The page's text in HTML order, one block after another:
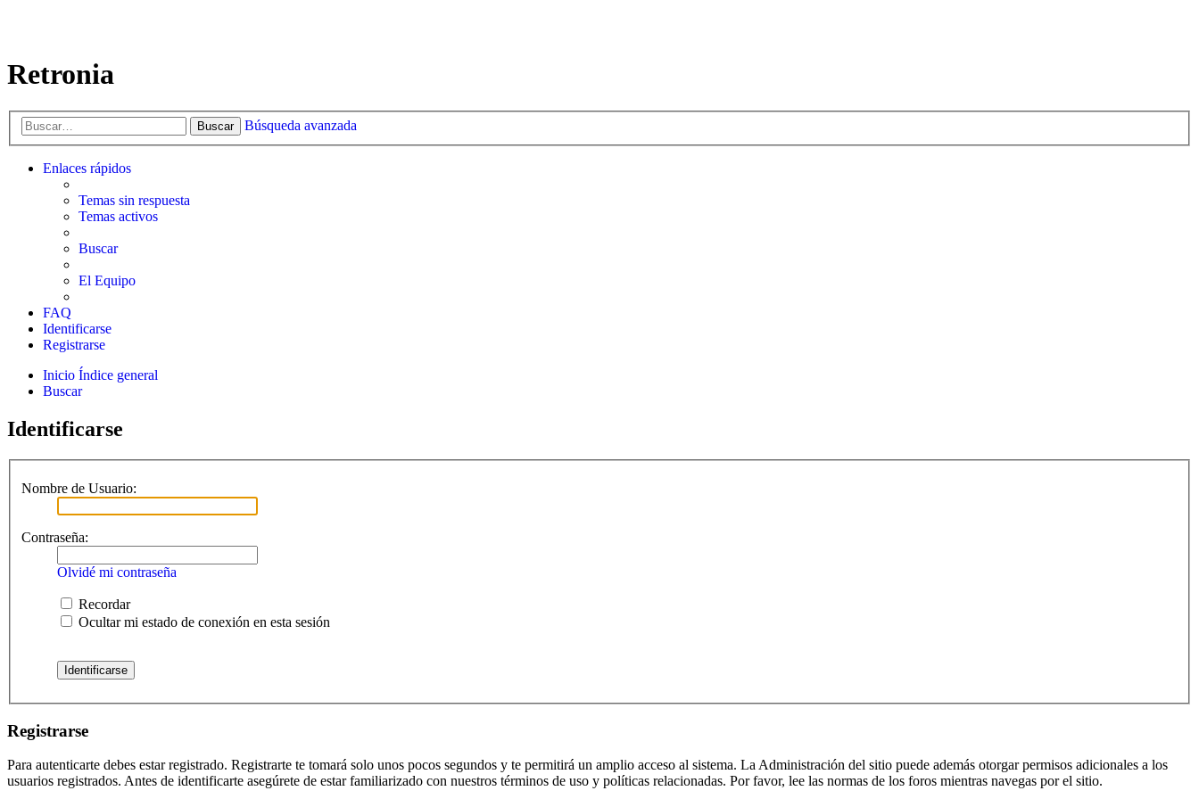
Retronia
Buscar Búsqueda avanzada
Enlaces rápidos
Temas sin respuesta
Temas activos
Buscar
El Equipo
FAQ
Identificarse
Registrarse
Inicio Índice general
Buscar
Identificarse
Nombre de Usuario:
Contraseña:
Olvidé mi contraseña
Recordar
Ocultar mi estado de conexión en esta sesión
Registrarse
Para autenticarte debes estar registrado. Registrarte te tomará solo unos pocos segundos y te permitirá un amplio acceso al sistema. La Administración del sitio puede además otorgar permisos adicionales a los
usuarios registrados. Antes de identificarte asegúrete de estar familiarizado con nuestros términos de uso y políticas relacionadas. Por favor, lee las normas de los foros mientras navegas por el sitio.